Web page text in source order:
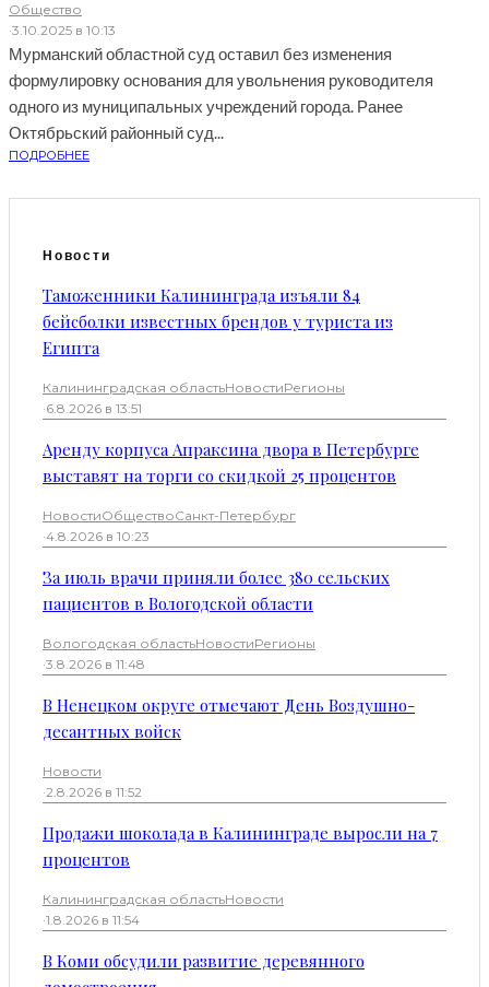
Общество
·3.10.2025 в 10:13
Мурманский областной суд оставил без изменения
формулировку основания для увольнения руководителя
одного из муниципальных учреждений города. Ранее
Октябрьский районный суд...
ПОДРОБНЕЕ
Новости
Таможенники Калининграда изъяли 84
бейсболки известных брендов у туриста из
Египта
Калининградская областьНовостиРегионы
·6.8.2026 в 13:51
Аренду корпуса Апраксина двора в Петербурге
выставят на торги со скидкой 25 процентов
НовостиОбществоСанкт-Петербург
·4.8.2026 в 10:23
За июль врачи приняли более 380 сельских
пациентов в Вологодской области
Вологодская областьНовостиРегионы
·3.8.2026 в 11:48
В Ненецком округе отмечают День Воздушно-
десантных войск
Новости
·2.8.2026 в 11:52
Продажи шоколада в Калининграде выросли на 7
процентов
Калининградская областьНовости
·1.8.2026 в 11:54
В Коми обсудили развитие деревянного